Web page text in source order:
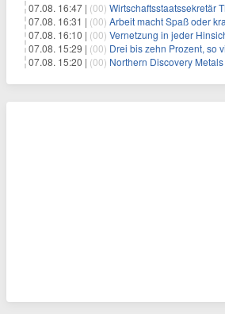
07.08. 16:47 | (00) Wirtschaftsstaatssekretär Thomas Dörflinger
07.08. 16:31 | (00) Arbeit macht Spaß oder
07.08. 16:10 | (00) Vernetzung in jeder Hinsicht – Die
07.08. 15:29 | (00) Drei bis zehn Prozent, so viel Strom
07.08. 15:20 | (00) Northern Discovery Metals gibt die